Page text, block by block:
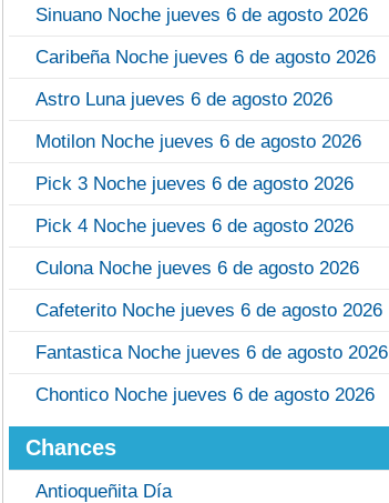
Sinuano Noche jueves 6 de agosto 2026
Caribeña Noche jueves 6 de agosto 2026
Astro Luna jueves 6 de agosto 2026
Motilon Noche jueves 6 de agosto 2026
Pick 3 Noche jueves 6 de agosto 2026
Pick 4 Noche jueves 6 de agosto 2026
Culona Noche jueves 6 de agosto 2026
Cafeterito Noche jueves 6 de agosto 2026
Fantastica Noche jueves 6 de agosto 2026
Chontico Noche jueves 6 de agosto 2026
Chances
Antioqueñita Día